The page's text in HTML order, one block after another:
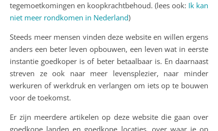
tegemoetkomingen en koopkrachtbehoud. (lees ook: Ik kan
niet meer rondkomen in Nederland)
Steeds meer mensen vinden deze website en willen ergens
anders een beter leven opbouwen, een leven wat in eerste
instantie goedkoper is of beter betaalbaar is. En daarnaast
streven ze ook naar meer levensplezier, naar minder
werkuren of werkdruk en verlangen om iets op te bouwen
voor de toekomst.
Er zijn meerdere artikelen op deze website die gaan over
goedkope landen en goedkope locaties, over waar je op